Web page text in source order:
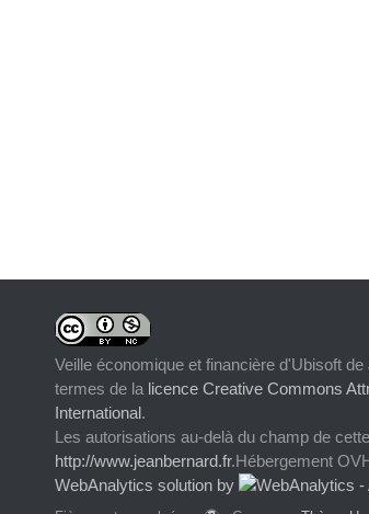
Veille économique et financière d'Ubisoft de
termes de la licence Creative Commons
International.
Les autorisations au-delà du champ de
http://www.jeanbernard.fr.Hébergement
WebAnalytics solution by